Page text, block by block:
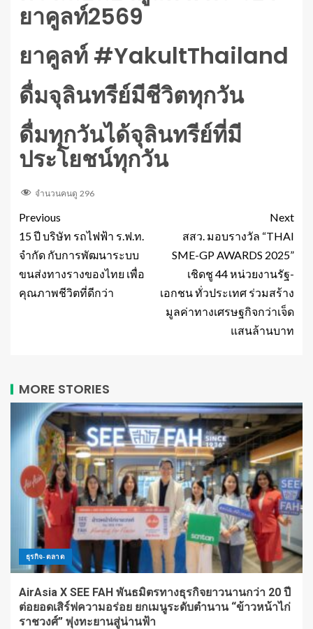
ยาคูลท์2569
ยาคูลท์ #YakultThailand
ดื่มจุลินทรีย์มีชีวิตทุกวัน
ดื่มทุกวันได้จุลินทรีย์ที่มี
ประโยชน์ทุกวัน
จำนวนคนดู 296
Previous
15 ปี บริษัท รถไฟฟ้า ร.ฟ.ท.
จำกัด กับการพัฒนาระบบ
ขนส่งทางรางของไทย เพื่อ
คุณภาพชีวิตที่ดีกว่า
Next
สสว. มอบรางวัล “THAI
SME-GP AWARDS 2025”
เชิดชู 44 หน่วยงานรัฐ-
เอกชน ทั่วประเทศ ร่วมสร้าง
มูลค่าทางเศรษฐกิจกว่าเจ็ด
แสนล้านบาท
MORE STORIES
ธุรกิจ-ตลาด
AirAsia X SEE FAH พันธมิตรทางธุรกิจยาวนานกว่า 20 ปี
ต่อยอดเสิร์ฟความอร่อย ยกเมนูระดับตำนาน “ข้าวหน้าไก่
ราชวงศ์” พุ่งทะยานสู่น่านฟ้า